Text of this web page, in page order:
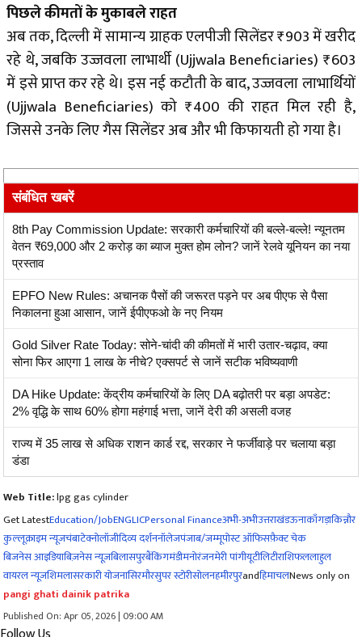
पिछले कीमतों के मुकाबले राहत
अब तक, दिल्ली में सामान्य ग्राहक एलपीजी सिलेंडर ₹903 में खरीद
रहे थे, जबकि उज्जवला लाभार्थी (Ujjwala Beneficiaries) ₹603
में इसे प्राप्त कर रहे थे। इस नई कटौती के बाद, उज्जवला लाभार्थियों
(Ujjwala Beneficiaries) को ₹400 की राहत मिल रही है,
जिससे उनके लिए गैस सिलेंडर अब और भी किफायती हो गया है।
संबंधित खबरें
8th Pay Commission Update: सरकारी कर्मचारियों की बल्ले-बल्ले! न्यूनतम
वेतन ₹69,000 और 2 करोड़ का ब्याज मुक्त होम लोन? जानें रेलवे यूनियन का नया
प्रस्ताव
EPFO New Rules: अचानक पैसों की जरूरत पड़ने पर अब पीएफ से पैसा
निकालना हुआ आसान, जानें ईपीएफओ के नए नियम
Gold Silver Rate Today: सोने-चांदी की कीमतों में भारी उतार-चढ़ाव, क्या
सोना फिर आएगा 1 लाख के नीचे? एक्सपर्ट से जानें सटीक भविष्यवाणी
DA Hike Update: केंद्रीय कर्मचारियों के लिए DA बढ़ोतरी पर बड़ा अपडेट:
2% वृद्धि के साथ 60% होगा महंगाई भत्ता, जानें देरी की असली वजह
राज्य में 35 लाख से अधिक राशन कार्ड रद्द, सरकार ने फर्जीवाड़े पर चलाया बड़ा
डंडा
Web Title:lpg gas cylinder
Get LatestEducation/JobENGLICPersonal Financeअभी-अभीउत्तराखंडऊनाकाँगड़ाकिन्नौर
कुल्लूक्राइम न्यूजचंबाटेक्नोलॉजीदिव्य दर्शननॉलेजपंजाब/जम्मूपोस्ट ऑफिसफ़ैक्ट चेक
बिजनेस आइडियाबिज़नेस न्यूज़बिलासपुरबैंकिंगमंडीमनोरंजनमेरी पांगीयूटीलिटीराशिफललाहुल
वायरल न्यूज़शिमलासरकारी योजनासिरमौरसुपर स्टोरीसोलनहमीरपुरandहिमाचलNews only on
pangi ghati dainik patrika
Published On: Apr 05, 2026 | 09:00 AM